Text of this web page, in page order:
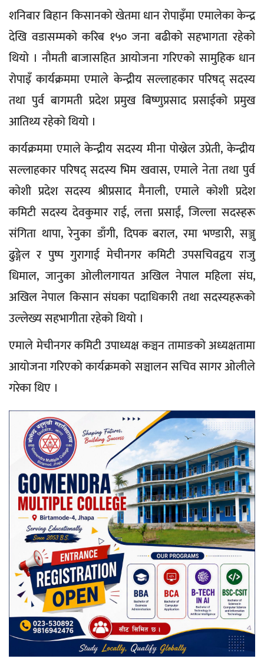
शनिबार बिहान किसानको खेतमा धान रोपाइँमा एमालेका केन्द्र
देखि वडासम्मको करिब १५० जना बढीको सहभागता रहेको
थियो । नौमती बाजासहित आयोजना गरिएको सामुहिक धान
रोपाइँ कार्यक्रममा एमाले केन्द्रीय सल्लाहकार परिषद् सदस्य
तथा पुर्व बागमती प्रदेश प्रमुख बिष्णुप्रसाद प्रसाईको प्रमुख
आतिथ्य रहेको थियो ।
कार्यक्रममा एमाले केन्द्रीय सदस्य मीना पोख्रेल उप्रेती, केन्द्रीय
सल्लाहकार परिषद् सदस्य भिम खवास, एमाले नेता तथा पुर्व
कोशी प्रदेश सदस्य श्रीप्रसाद मैनाली, एमाले कोशी प्रदेश
कमिटी सदस्य देवकुमार राई, लत्ता प्रसाईं, जिल्ला सदस्हरू
संगिता थापा, रेनुका डाँगी, दिपक बराल, रमा भण्डारी, सञ्जु
ढुङ्गेल र पुष्प गुरागाई मेचीनगर कमिटी उपसचिवद्वय राजु
धिमाल, जानुका ओलीलगायत अखिल नेपाल महिला संघ,
अखिल नेपाल किसान संघका पदाधिकारी तथा सदस्यहरूको
उल्लेख्य सहभागीता रहेको थियो ।
एमाले मेचीनगर कमिटी उपाध्यक्ष कञ्चन तामाङको अध्यक्षतामा
आयोजना गरिएको कार्यक्रमको सञ्चालन सचिव सागर ओलीले
गरेका थिए ।